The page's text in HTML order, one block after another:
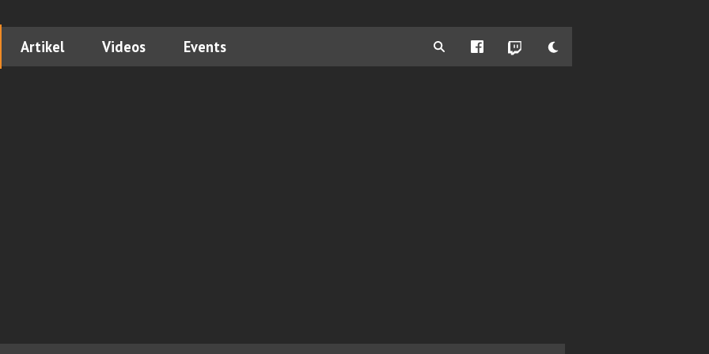
Artikel Videos Events